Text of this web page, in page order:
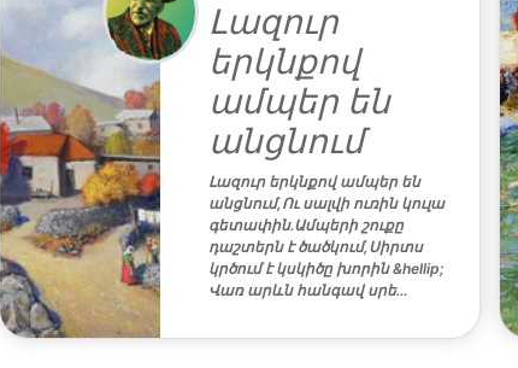
Լազուր
երկնքով
ամպեր են
անցնում
Լազուր երկնքով ամպեր են
անցնում,Ու սալվի ուռին կուլա
գետափին.Ամպերի շուքը
դաշտերն է ծածկում,Սիրտս
կրծում է կսկիծը խորին &hellip;
Վառ արևն հանգավ սրե…